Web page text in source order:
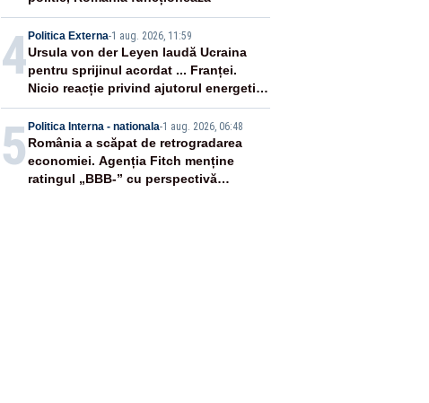
4Politica Externa-1 aug. 2026, 11:59
Ursula von der Leyen laudă Ucraina
pentru sprijinul acordat ... Franței.
Nicio reacție privind ajutorul energetic
promis României
5 Politica Interna - nationala-1 aug. 2026, 06:48
România a scăpat de retrogradarea
economiei. Agenția Fitch menține
ratingul „BBB-” cu perspectivă